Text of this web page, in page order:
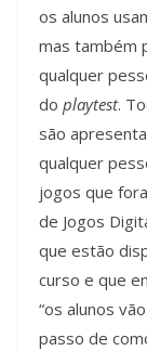
os alunos
mas também
qualquer
do playtest.
são
qualquer
jogos que
de Jogos
que estão
curso e que
“os alunos
passo de